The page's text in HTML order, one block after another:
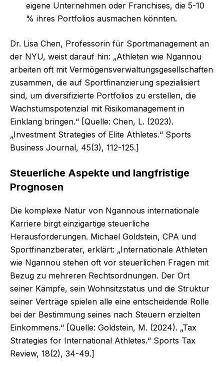
eigene Unternehmen oder Franchises, die 5-10
% ihres Portfolios ausmachen könnten.
Dr. Lisa Chen, Professorin für Sportmanagement an
der NYU, weist darauf hin: „Athleten wie Ngannou
arbeiten oft mit Vermögensverwaltungsgesellschaften
zusammen, die auf Sportfinanzierung spezialisiert
sind, um diversifizierte Portfolios zu erstellen, die
Wachstumspotenzial mit Risikomanagement in
Einklang bringen.“ [Quelle: Chen, L. (2023).
„Investment Strategies of Elite Athletes.“ Sports
Business Journal, 45(3), 112-125.]
Steuerliche Aspekte und langfristige
Prognosen
Die komplexe Natur von Ngannous internationale
Karriere birgt einzigartige steuerliche
Herausforderungen. Michael Goldstein, CPA und
Sportfinanzberater, erklärt: „Internationale Athleten
wie Ngannou stehen oft vor steuerlichen Fragen mit
Bezug zu mehreren Rechtsordnungen. Der Ort
seiner Kämpfe, sein Wohnsitzstatus und die Struktur
seiner Verträge spielen alle eine entscheidende Rolle
bei der Bestimmung seines nach Steuern erzielten
Einkommens.“ [Quelle: Goldstein, M. (2024). „Tax
Strategies for International Athletes.“ Sports Tax
Review, 18(2), 34-49.]